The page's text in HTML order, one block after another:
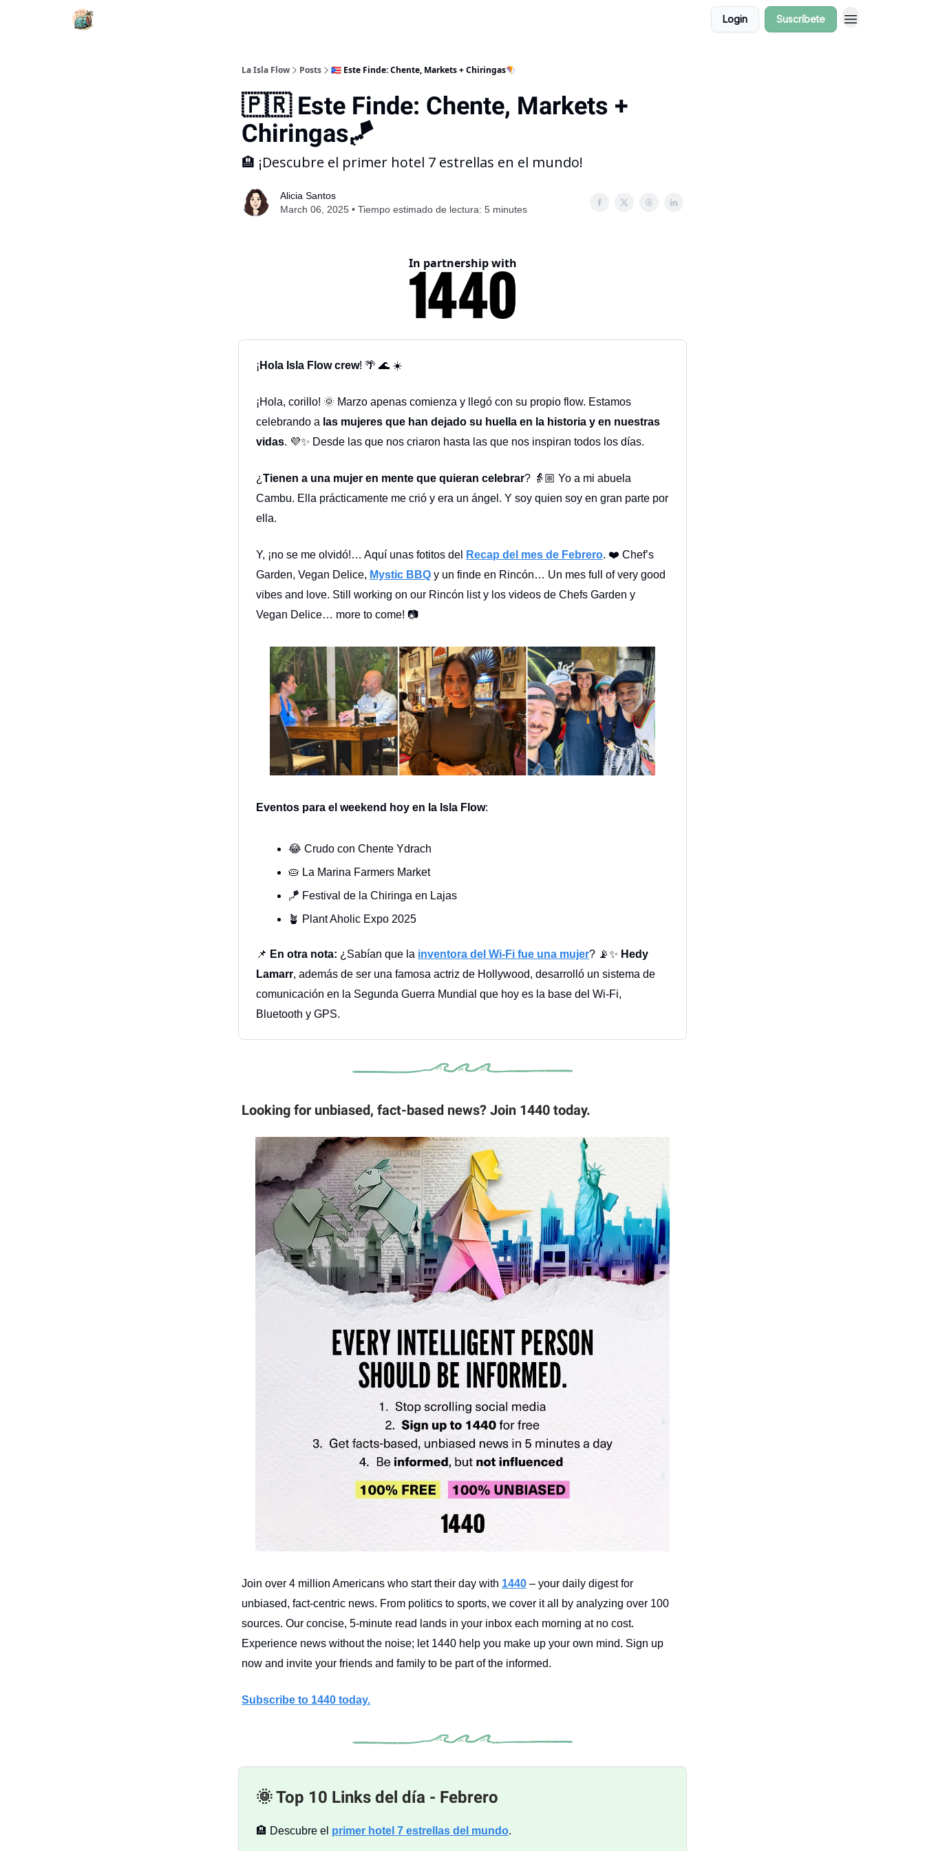
Login Suscríbete
La Isla Flow Posts 🇵🇷 Este Finde: Chente, Markets + Chiringas🪁
🇵🇷 Este Finde: Chente, Markets +
Chiringas🪁
🏨 ¡Descubre el primer hotel 7 estrellas en el mundo!
Alicia Santos
March 06, 2025 • Tiempo estimado de lectura: 5 minutes
In partnership with
¡ Hola Isla Flow crew! 🌴 🌊 ☀️
¡Hola, corillo! 🌞 Marzo apenas comienza y llegó con su propio flow. Estamos
celebrando a las mujeres que han dejado su huella en la historia y en nuestras
vidas. 💜✨ Desde las que nos criaron hasta las que nos inspiran todos los días.
¿ Tienen a una mujer en mente que quieran celebrar? 👵🏼 Yo a mi abuela
Cambu. Ella prácticamente me crió y era un ángel. Y soy quien soy en gran parte por
ella.
Y, ¡no se me olvidó!… Aquí unas fotitos del Recap del mes de Febrero. ❤️ Chef’s
Garden, Vegan Delice, Mystic BBQ y un finde en Rincón… Un mes full of very good
vibes and love. Still working on our Rincón list y los videos de Chefs Garden y
Vegan Delice… more to come! 📷
Eventos para el weekend hoy en la Isla Flow:
😂 Crudo con Chente Ydrach
🥧 La Marina Farmers Market
🪁 Festival de la Chiringa en Lajas
🪴 Plant Aholic Expo 2025
📌 En otra nota: ¿Sabían que la inventora del Wi-Fi fue una mujer? 📡✨ Hedy
Lamarr, además de ser una famosa actriz de Hollywood, desarrolló un sistema de
comunicación en la Segunda Guerra Mundial que hoy es la base del Wi-Fi,
Bluetooth y GPS.
Looking for unbiased, fact-based news? Join 1440 today.
Join over 4 million Americans who start their day with 1440 – your daily digest for
unbiased, fact-centric news. From politics to sports, we cover it all by analyzing over 100
sources. Our concise, 5-minute read lands in your inbox each morning at no cost.
Experience news without the noise; let 1440 help you make up your own mind. Sign up
now and invite your friends and family to be part of the informed.
Subscribe to 1440 today.
🌞 Top 10 Links del día - Febrero
🏨 Descubre el primer hotel 7 estrellas del mundo.